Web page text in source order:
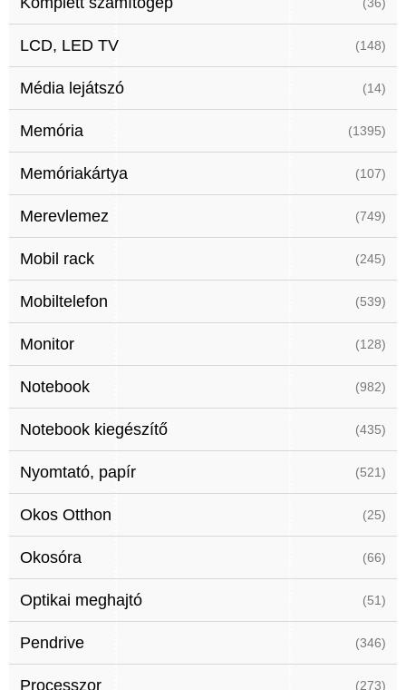
LCD, LED TV (148)
Média lejátszó (14)
Memória (1395)
Memóriakártya (107)
Merevlemez (749)
Mobil rack (245)
Mobiltelefon (539)
Monitor (128)
Notebook (982)
Notebook kiegészítő (435)
Nyomtató, papír (521)
Okos Otthon (25)
Okosóra (66)
Optikai meghajtó (51)
Pendrive (346)
Processzor (273)